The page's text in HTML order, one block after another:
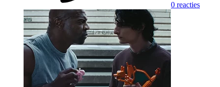
0 reacties